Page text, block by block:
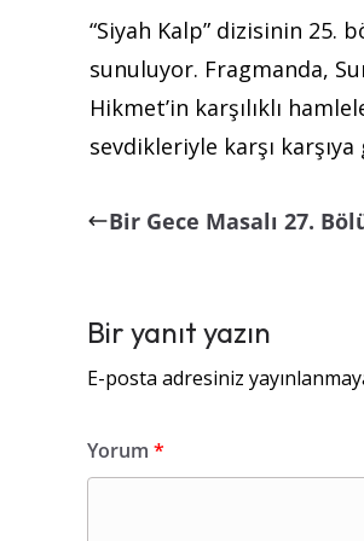
“Siyah Kalp” dizisinin 25.
sunuluyor. Fragmanda,
Hikmet’in karşılıklı
sevdikleriyle karşı
Bir Gece Masalı 27.
Bir yanıt yazın
E-posta adresiniz
Yorum *